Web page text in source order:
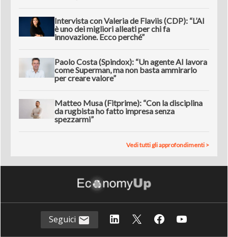
Intervista con Valeria de Flaviis (CDP): “L’AI
è uno dei migliori alleati per chi fa
innovazione. Ecco perché”
Paolo Costa (Spindox): “Un agente AI lavora
come Superman, ma non basta ammirarlo
per creare valore”
Matteo Musa (Fitprime): “Con la disciplina
da rugbista ho fatto impresa senza
spezzarmi”
Vedi tutti gli approfondimenti >
Seguici